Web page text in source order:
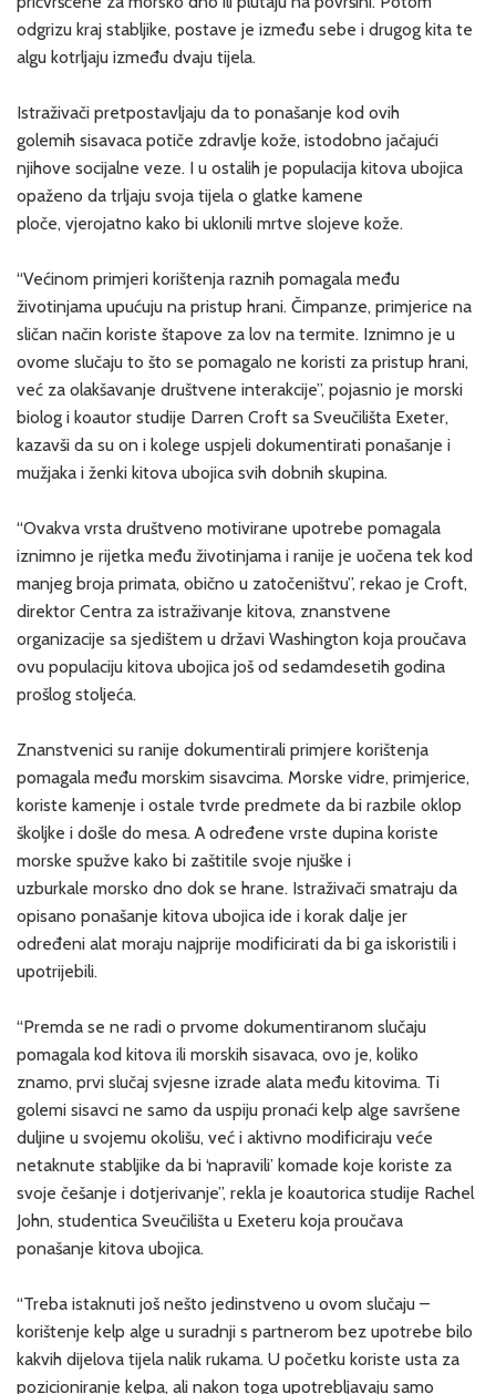
odgrizu kraj stabljike, postave je između sebe i drugog kita te
algu kotrljaju između dvaju tijela.
Istraživači pretpostavljaju da to ponašanje kod ovih
golemih sisavaca potiče zdravlje kože, istodobno jačajući
njihove socijalne veze. I u ostalih je populacija kitova ubojica
opaženo da trljaju svoja tijela o glatke kamene
ploče, vjerojatno kako bi uklonili mrtve slojeve kože.
“Većinom primjeri korištenja raznih pomagala među
životinjama upućuju na pristup hrani. Čimpanze, primjerice na
sličan način koriste štapove za lov na termite. Iznimno je u
ovome slučaju to što se pomagalo ne koristi za pristup hrani,
već za olakšavanje društvene interakcije”, pojasnio je morski
biolog i koautor studije Darren Croft sa Sveučilišta Exeter,
kazavši da su on i kolege uspjeli dokumentirati ponašanje i
mužjaka i ženki kitova ubojica svih dobnih skupina.
“Ovakva vrsta društveno motivirane upotrebe pomagala
iznimno je rijetka među životinjama i ranije je uočena tek kod
manjeg broja primata, obično u zatočeništvu”, rekao je Croft,
direktor Centra za istraživanje kitova, znanstvene
organizacije sa sjedištem u državi Washington koja proučava
ovu populaciju kitova ubojica još od sedamdesetih godina
prošlog stoljeća.
Znanstvenici su ranije dokumentirali primjere korištenja
pomagala među morskim sisavcima. Morske vidre, primjerice,
koriste kamenje i ostale tvrde predmete da bi razbile oklop
školjke i došle do mesa. A određene vrste dupina koriste
morske spužve kako bi zaštitile svoje njuške i
uzburkale morsko dno dok se hrane. Istraživači smatraju da
opisano ponašanje kitova ubojica ide i korak dalje jer
određeni alat moraju najprije modificirati da bi ga iskoristili i
upotrijebili.
“Premda se ne radi o prvome dokumentiranom slučaju
pomagala kod kitova ili morskih sisavaca, ovo je, koliko
znamo, prvi slučaj svjesne izrade alata među kitovima. Ti
golemi sisavci ne samo da uspiju pronaći kelp alge savršene
duljine u svojemu okolišu, već i aktivno modificiraju veće
netaknute stabljike da bi ‘napravili’ komade koje koriste za
svoje češanje i dotjerivanje”, rekla je koautorica studije Rachel
John, studentica Sveučilišta u Exeteru koja proučava
ponašanje kitova ubojica.
“Treba istaknuti još nešto jedinstveno u ovom slučaju –
korištenje kelp alge u suradnji s partnerom bez upotrebe bilo
kakvih dijelova tijela nalik rukama. U početku koriste usta za
pozicioniranje kelpa, ali nakon toga upotrebljavaju samo